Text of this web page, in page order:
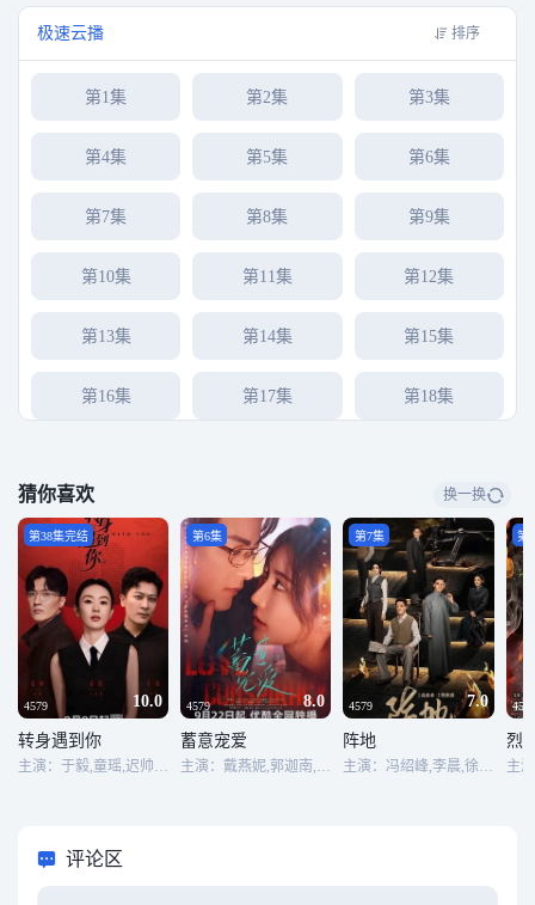
极速云播 排序
第1集 第2集 第3集
第4集 第5集 第6集
第7集 第8集 第9集
第10集 第11集 第12集
第13集 第14集 第15集
第16集 第17集 第18集
第22集 第23集 第24集
第25集 第26集 第27集
第28集 第29集 第30集
第31集 第32集 第33集
第34集 第35集 第36集
猜你喜欢 换一换
4579 10.0
第38集完结
转身遇到你
主演：于毅,童瑶,迟帅,于娜,史可,杨昆,万潼,王凯,冯国强,丁宁
4579 8.0
第6集
蓄意宠爱
主演：戴燕妮,郭迦南,蔡祥宇,王沫溪,范晓东,林潇,李是,马东延,栾浚威,萧松原,陈欢,葛兆美,马昕墨,潘德文
4579 7.0
第7集
阵地
主演：冯绍峰,李晨,徐璐,王丽坤,张博,王劲松
4579
第
烈
评论区